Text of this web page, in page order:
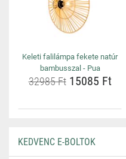
Keleti falilámpa fekete natúr
bambusszal - Pua
32985 Ft15085 Ft
KEDVENC E-BOLTOK